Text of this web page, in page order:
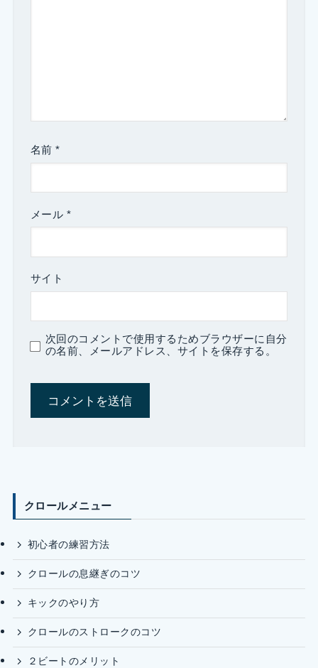
名前*
メール *
サイト
次回のコメントで使用するためブラウザーに自分
の名前、メールアドレス、サイトを保存する。
クロールメニュー
初心者の練習方法
クロールの息継ぎのコツ
キックのやり方
クロールのストロークのコツ
２ビートのメリット